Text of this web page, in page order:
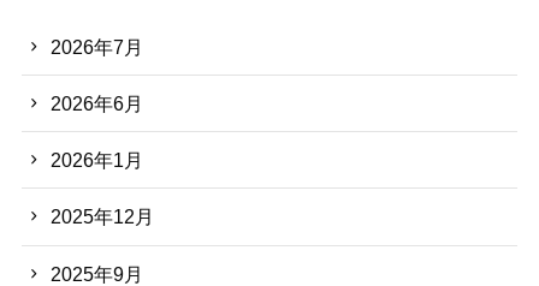
2026年7月
2026年6月
2026年1月
2025年12月
2025年9月